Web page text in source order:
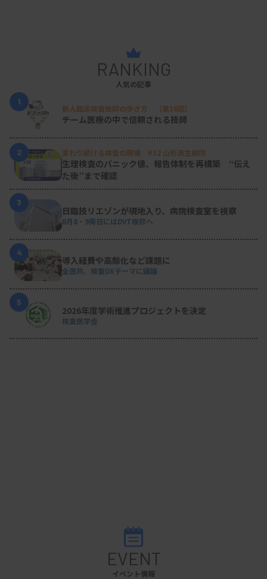
学分野の大御所だった東京慈恵会医科大学熱帯医学
教室の大友弘士先生から直接認めていただけたこと
「今後とも研鑽を重ね、後進の励みとなるよう発展
されることを期待したい」などの言葉が書かれてい
ました。これはとても励みになりました。
―あまり日本では見られないケースで、先生の知見
が正確な診断につながったケースはありますか。
がありました。南米から出稼ぎで来日されている方
で、いろいろ検査をしても原因が分からない。南米
だと寄生虫の可能性もあるかもと私のところに問い
RANKING
人気の記事
1
新人臨床検査技師の歩き方 ［第16回］
チーム医療の中で信頼される技師
2 変わり続ける検査の現場 #32 山形済生病院
生理検査のパニック値、報告体制を再構築 “伝え
た後”まで確認
3
日臨技リエゾンが現地入り、病院検査室を視察
8月8・9両日にはDVT検診へ
4
導入経費や高齢化など課題に
全医共、検査DXテーマに議論
5
2026年度学術推進プロジェクトを決定
検査医学会
EVENT
イベント情報